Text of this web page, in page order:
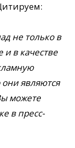
не только в
и в качестве
являются
можете
в пресс-